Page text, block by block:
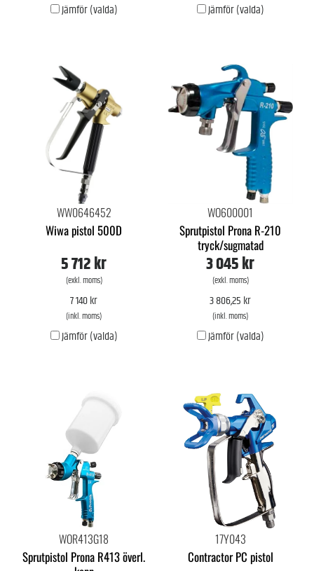
Jämför (valda) Jämför (valda)
WW0646452
Wiwa pistol 500D
5 712 kr
(exkl. moms)
7 140 kr
(inkl. moms)
Jämför (valda)
WO600001
Sprutpistol Prona R-210
tryck/sugmatad
3 045 kr
(exkl. moms)
3 806,25 kr
(inkl. moms)
Jämför (valda)
WOR413G18
Sprutpistol Prona R413 överl.
17Y043
Contractor PC pistol